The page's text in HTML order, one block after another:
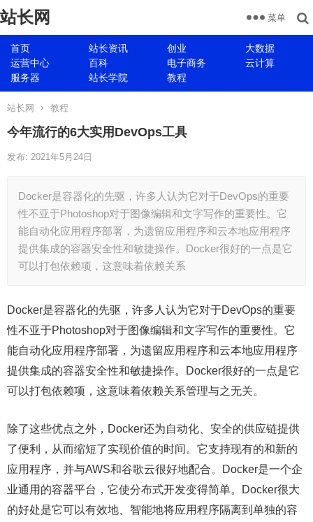
站长网
首页 站长资讯 创业
大数据
运营中心
百科 电子商务
云计算
服务器
站长学院 教程
菜单
站长网 教程
今年流行的6大实用DevOps工具
发布: 2021年5月24日
Docker是容器化的先驱，许多人认为它对于DevOps的重要
性不亚于Photoshop对于图像编辑和文字写作的重要性。它
能自动化应用程序部署，为遗留应用程序和云本地应用程序
提供集成的容器安全性和敏捷操作。Docker很好的一点是它
可以打包依赖项，这意味着依赖关系
Docker是容器化的先驱，许多人认为它对于DevOps的重要
性不亚于Photoshop对于图像编辑和文字写作的重要性。它
能自动化应用程序部署，为遗留应用程序和云本地应用程序
提供集成的容器安全性和敏捷操作。Docker很好的一点是它
可以打包依赖项，这意味着依赖关系管理与之无关。
除了这些优点之外，Docker还为自动化、安全的供应链提供
了便利，从而缩短了实现价值的时间。它支持现有的和新的
应用程序，并与AWS和谷歌云很好地配合。Docker是一个企
业通用的容器平台，它使分布式开发变得简单。Docker很大
的好处是它可以有效地、智能地将应用程序隔离到单独的容